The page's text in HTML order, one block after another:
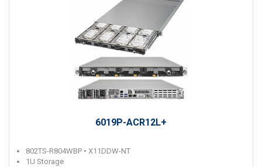
6019P-ACR12L+
802TS-R804WBP • X11DDW-NT
1U Storage